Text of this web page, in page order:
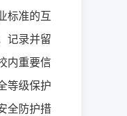
标准的互
记录并留
内重要信
等级保护
全防护措